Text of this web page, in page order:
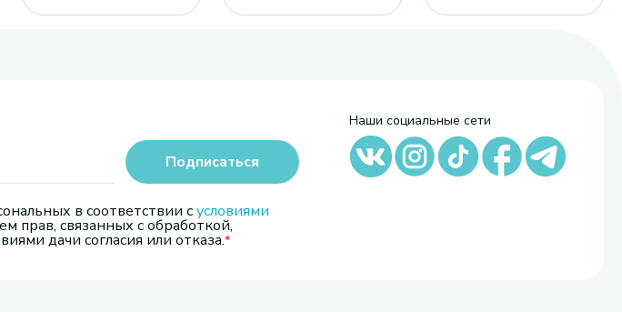
в соответствии сусловиями
прав, связанных с обработкой,
дачи согласия или отказа.
Подписаться
Наши социальные сети